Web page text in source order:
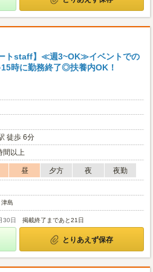
ートstaff】≪週3~OK≫イベントでの
時に勤務終了◎扶養内OK！
徒歩 6分
間以上
昼 夕方 夜
夜勤
島
30日 掲載終了まであと21日
とりあえず保存